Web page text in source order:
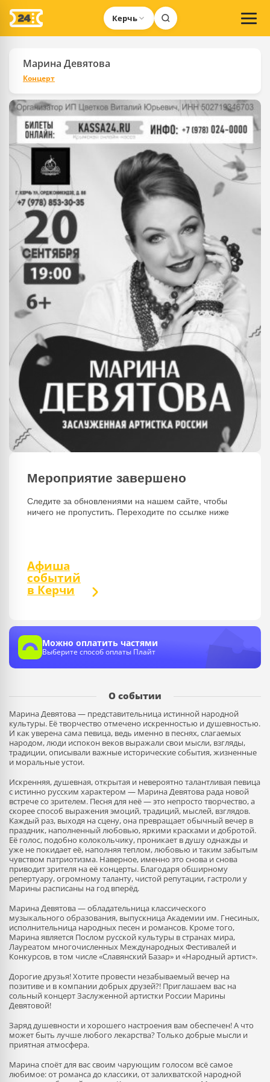
Керчь
Марина Девятова
Концерт
Мероприятие завершено
Следите за обновлениями на нашем сайте, чтобы
ничего не пропустить. Переходите по ссылке ниже
Афиша
событий
в Керчи
Можно оплатить частями
Выберите способ оплаты Плайт
О событии
Марина Девятова — представительница истинной народной
культуры. Её творчество отмечено искренностью и душевностью.
И как уверена сама певица, ведь именно в песнях, слагаемых
народом, люди испокон веков выражали свои мысли, взгляды,
традиции, описывали важные исторические события, жизненные
и моральные устои.
Искренняя, душевная, открытая и невероятно талантливая певица
с истинно русским характером — Марина Девятова рада новой
встрече со зрителем. Песня для неё — это непросто творчество, а
скорее способ выражения эмоций, традиций, мыслей, взглядов.
Каждый раз, выходя на сцену, она превращает обычный вечер в
праздник, наполненный любовью, яркими красками и добротой.
Её голос, подобно колокольчику, проникает в душу однажды и
уже не покидает её, наполняя теплом, любовью и таким забытым
чувством патриотизма. Наверное, именно это снова и снова
приводит зрителя на её концерты. Благодаря обширному
репертуару, огромному таланту, чистой репутации, гастроли у
Марины расписаны на год вперёд.
Марина Девятова — обладательница классического
музыкального образования, выпускница Академии им. Гнесиных,
исполнительница народных песен и романсов. Кроме того,
Марина является Послом русской культуры в странах мира,
Лауреатом многочисленных Международных Фестивалей и
Конкурсов, в том числе «Славянский Базар» и «Народный артист».
Дорогие друзья! Хотите провести незабываемый вечер на
позитиве и в компании добрых друзей?! Приглашаем вас на
сольный концерт Заслуженной артистки России Марины
Девятовой!
Заряд душевности и хорошего настроения вам обеспечен! А что
может быть лучше любого лекарства? Только добрые мысли и
приятная атмосфера.
Марина споёт для вас своим чарующим голосом всё самое
любимое: от романса до классики, от залихватской народной